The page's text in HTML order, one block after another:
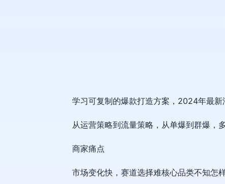
学习可复制的爆款打造方案，2024年最新
从运营策略到流量策略，从单爆到群爆，
商家痛点
市场变化快，赛道选择难核心品类不知怎